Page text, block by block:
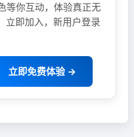
等你互动，体验真正无
立即加入，新用户登录
立即免费体验 →